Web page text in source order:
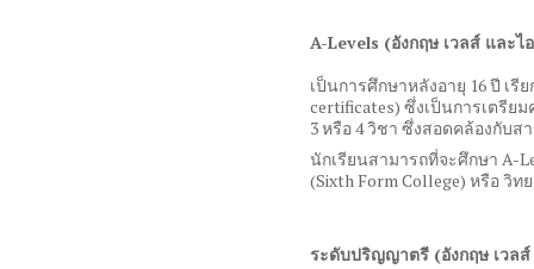
A-Levels (อังกฤษ เวลส์ และ
เป็นการศึกษาหลังอายุ 16ปี เรี
certificates) ซึ่งเป็นการเตรีย
3หรือ4วิชา ซึ่งสอดคล้องกับส
นักเรียนสามารถที่จะศึกษา A-
(Sixth Form College) หรือ วิท
ระดับปริญญาตรี (อังกฤษ เวล